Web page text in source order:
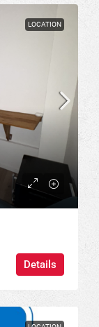
LOCATION
Details